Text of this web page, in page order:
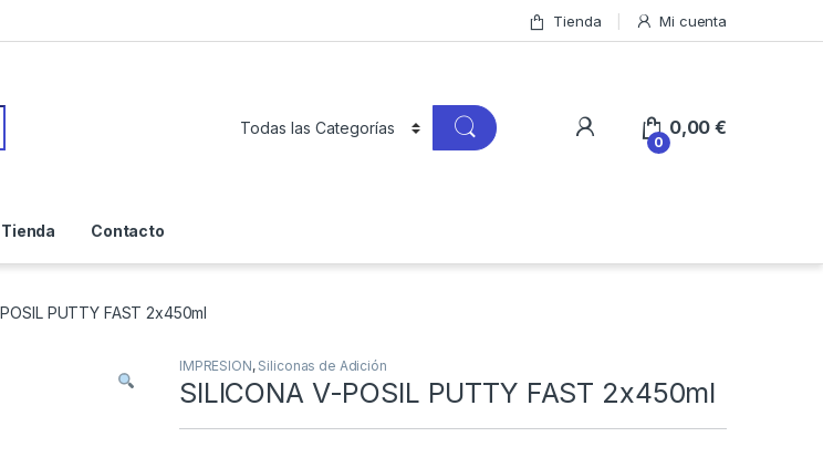
Tienda Mi cuenta
0
0,00€
Tienda Contacto
PUTTY FAST 2x450ml
IMPRESION, Siliconas de Adición
SILICONA V-POSIL PUTTY FAST 2x450ml